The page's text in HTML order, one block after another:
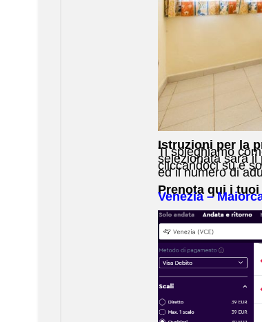
Istruzioni per la
Ti spieghiamo
selezionata sarà il
cliccandoci sù e
ed il numero di
Prenota qui i
Venezia –